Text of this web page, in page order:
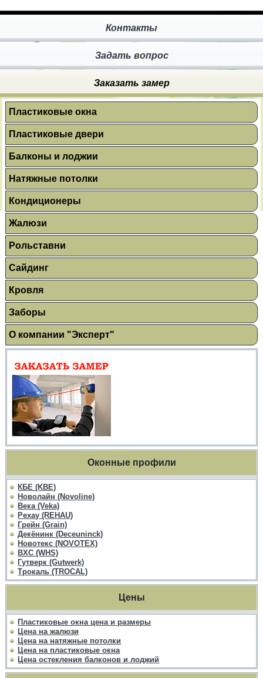
Контакты
Задать вопрос
Заказать замер
Пластиковые окна
Пластиковые двери
Балконы и лоджии
Натяжные потолки
Кондиционеры
Жалюзи
Рольставни
Сайдинг
Кровля
Заборы
О компании "Эксперт"
Оконные профили
КБЕ (KBE)
Новолайн (Novoline)
Века (Veka)
Рехау (REHAU)
Грейн (Grain)
Декёнинк (Deceuninck)
Новотекс (NOVOTEX)
ВХС (WHS)
Гутверк (Gutwerk)
Трокаль (TROCAL)
Цены
Пластиковые окна цена и размеры
Цена на жалюзи
Цена на натяжные потолки
Цена на пластиковые окна
Цена остекления балконов и лоджий